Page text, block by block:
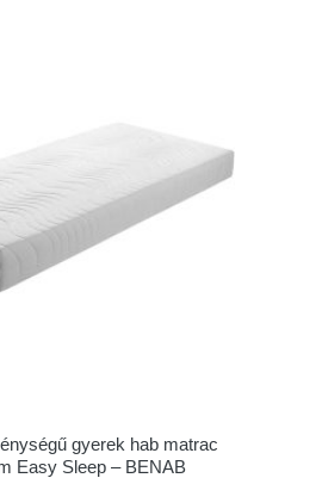
gyerek hab matrac
Easy Sleep – BENAB